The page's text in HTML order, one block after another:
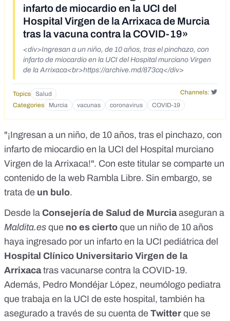
infarto de miocardio en la UCI del
Hospital Virgen de la Arrixaca de Murcia
tras la vacuna contra la COVID-19»
<div>Ingresan a un niño, de 10 años, tras el pinchazo, con
infarto de miocardio en la UCI del Hospital murciano Virgen
de la Arrixaca<br>https://archive.md/873cq</div>
Topics Salud
Channels:
Categories
Murcia vacunas coronavirus COVID-19
"¡Ingresan a un niño, de 10 años, tras el pinchazo, con
infarto de miocardio en la UCI del Hospital murciano
Virgen de la Arrixaca!". Con este titular se comparte un
contenido de la web Rambla Libre. Sin embargo, se
trata de un bulo.
Desde la Consejería de Salud de Murciaaseguran a
Maldita.es que no es cierto que un niño de 10 años
haya ingresado por un infarto en la UCI pediátrica del
Hospital Clínico Universitario Virgen de la
Arrixacatras vacunarse contra la COVID-19.
Además, Pedro Mondéjar López, neumólogo pediatra
que trabaja en la UCI de este hospital, también ha
asegurado a través de su cuenta de Twitter que se